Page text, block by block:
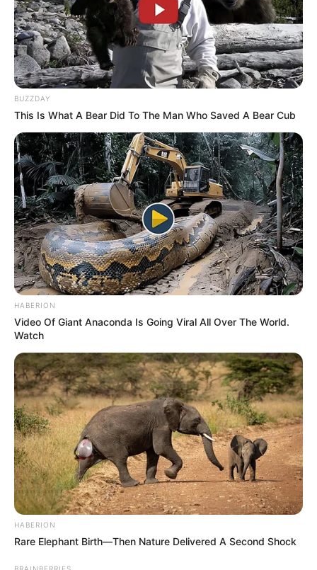
BUZZDAY
This Is What A Bear Did To The Man Who Saved A Bear Cub
HABERION
Video Of Giant Anaconda Is Going Viral All Over The World.
Watch
HABERION
Rare Elephant Birth—Then Nature Delivered A Second Shock